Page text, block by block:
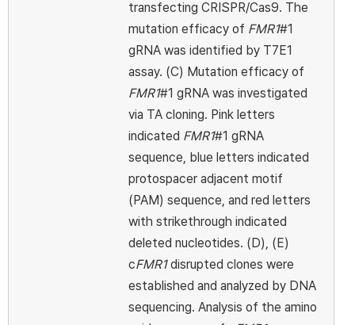
transfecting CRISPR/Cas9. The
mutation efficacy of FMR1#1
gRNA was identified by T7E1
assay. (C) Mutation efficacy of
FMR1#1 gRNA was investigated
via TA cloning. Pink letters
indicated FMR1#1 gRNA
sequence, blue letters indicated
protospacer adjacent motif
(PAM) sequence, and red letters
with strikethrough indicated
deleted nucleotides. (D), (E)
cFMR1disrupted clones were
established and analyzed by DNA
sequencing. Analysis of the amino